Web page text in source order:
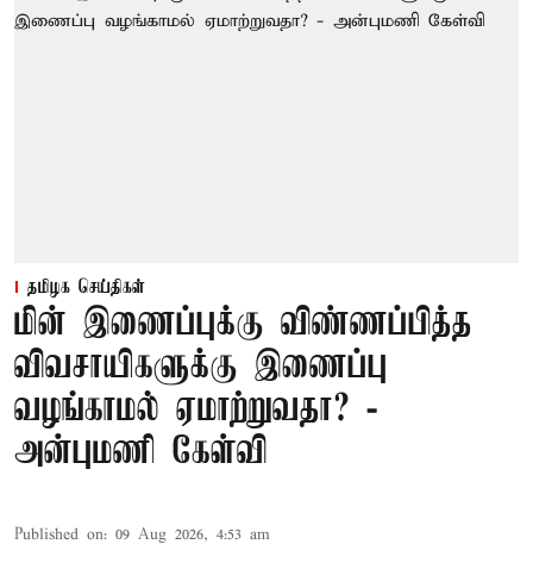
தமிழக செய்திகள்
மின் இணைப்புக்கு விண்ணப்பித்த
விவசாயிகளுக்கு இணைப்பு
வழங்காமல் ஏமாற்றுவதா? -
அன்புமணி கேள்வி
Published on: 09 Aug 2026, 4:53 am